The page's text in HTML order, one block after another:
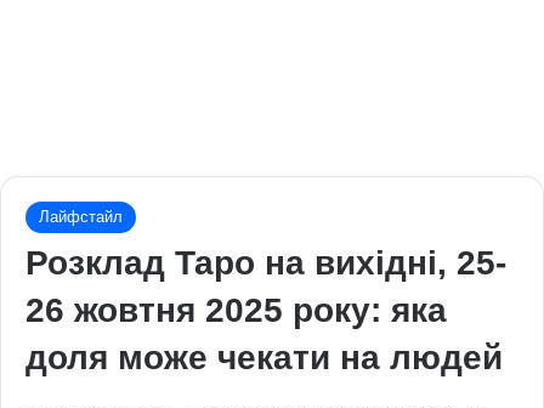
Лайфстайл
Розклад Таро на вихідні, 25-
26 жовтня 2025 року: яка
доля може чекати на людей